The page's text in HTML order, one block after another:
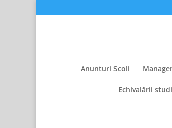
Anunturi Scoli
Echivalării